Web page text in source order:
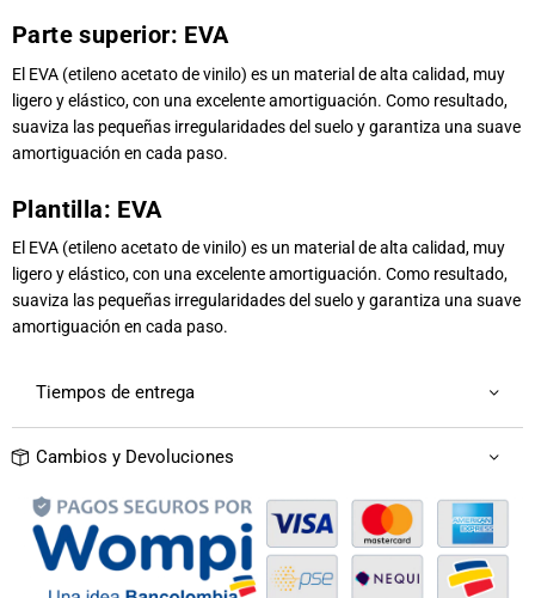
Parte superior: EVA
El EVA (etileno acetato de vinilo) es un material de alta calidad, muy
ligero y elástico, con una excelente amortiguación. Como resultado,
suaviza las pequeñas irregularidades del suelo y garantiza una suave
amortiguación en cada paso.
Plantilla: EVA
El EVA (etileno acetato de vinilo) es un material de alta calidad, muy
ligero y elástico, con una excelente amortiguación. Como resultado,
suaviza las pequeñas irregularidades del suelo y garantiza una suave
amortiguación en cada paso.
Tiempos de entrega
Cambios y Devoluciones